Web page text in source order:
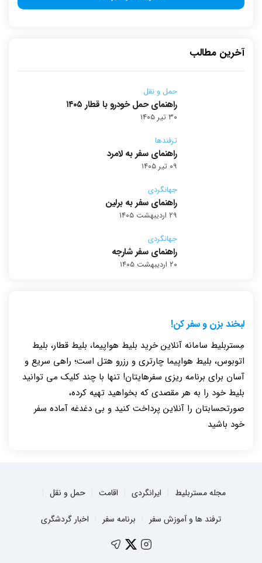
آخرین مطالب
حمل و نقل
راهنمای حمل خودرو با قطار ۱۴۰۵
۳۰ تیر ۱۴۰۵
ترفندها
راهنمای سفر به لامرد
۰۹ تیر ۱۴۰۵
جهانگردی
راهنمای سفر به برلین
۲۹ اردیبهشت ۱۴۰۵
جهانگردی
راهنمای سفر شارجه
۲۰ اردیبهشت ۱۴۰۵
لبخند بزن و سفر کن!
مِستربلیط سامانه آنلاین خرید بلیط هواپیما، بلیط قطار، بلیط
اتوبوس، بلیط هواپیما چارتری و رزرو هتل است؛ راهی سریع و
آسان برای برنامه ریزی سفرهایتان! تنها با چند کلیک می توانید
بلیط خود را به هر مقصدی که بخواهید تهیه کرده،
صورتحسابتان را آنلاین پرداخت کنید و بی دغدغه آماده سفر
خود باشید
مجله مستربلیط ایرانگردی اقامت حمل و نقل
ترفند ها و آموزش سفر برنامه سفر اخبار گردشگری